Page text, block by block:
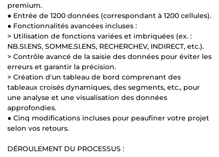
premium.
● Entrée de 1200 données (correspondant à 1200 cellules).
● Fonctionnalités avancées incluses :
> Utilisation de fonctions variées et imbriquées (ex. :
NB.SI.ENS, SOMME.SI.ENS, RECHERCHEV, INDIRECT, etc.).
> Contrôle avancé de la saisie des données pour éviter les
erreurs et garantir la précision.
> Création d'un tableau de bord comprenant des
tableaux croisés dynamiques, des segments, etc., pour
une analyse et une visualisation des données
approfondies.
● Cinq modifications incluses pour peaufiner votre projet
selon vos retours.
DÉROULEMENT DU PROCESSUS :